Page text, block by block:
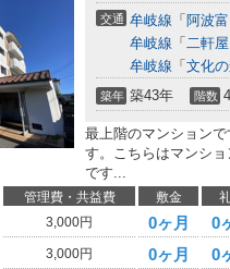
交通 牟岐線 「 阿波富
牟岐線 「 二軒屋
牟岐線 「 文化
築年 築43年 階数
最上階のマンション
す。こちらはマンシ
です...
管理費・共益費 敷金
3,000円 0ヶ月 0
3,000円 0ヶ月 0